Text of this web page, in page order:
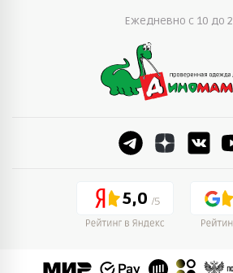
Ежедневно c 10 до
5,0